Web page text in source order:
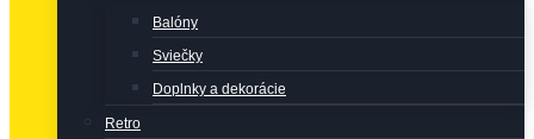
Balóny
Sviečky
Doplnky a dekorácie
Retro